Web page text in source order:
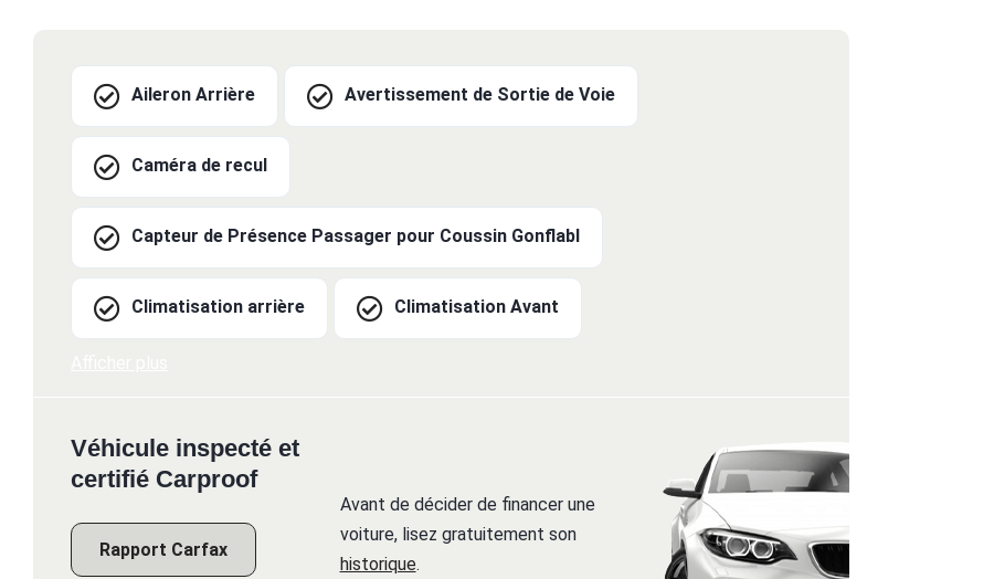
Aileron Arrière Avertissement de Sortie de Voie
Caméra de recul
Capteur de Présence Passager pour Coussin Gonflabl
Climatisation arrière Climatisation Avant
Véhicule inspecté et
certifié Carproof
Rapport Carfax
Avant de décider de financer une
voiture, lisez gratuitement son
historique.